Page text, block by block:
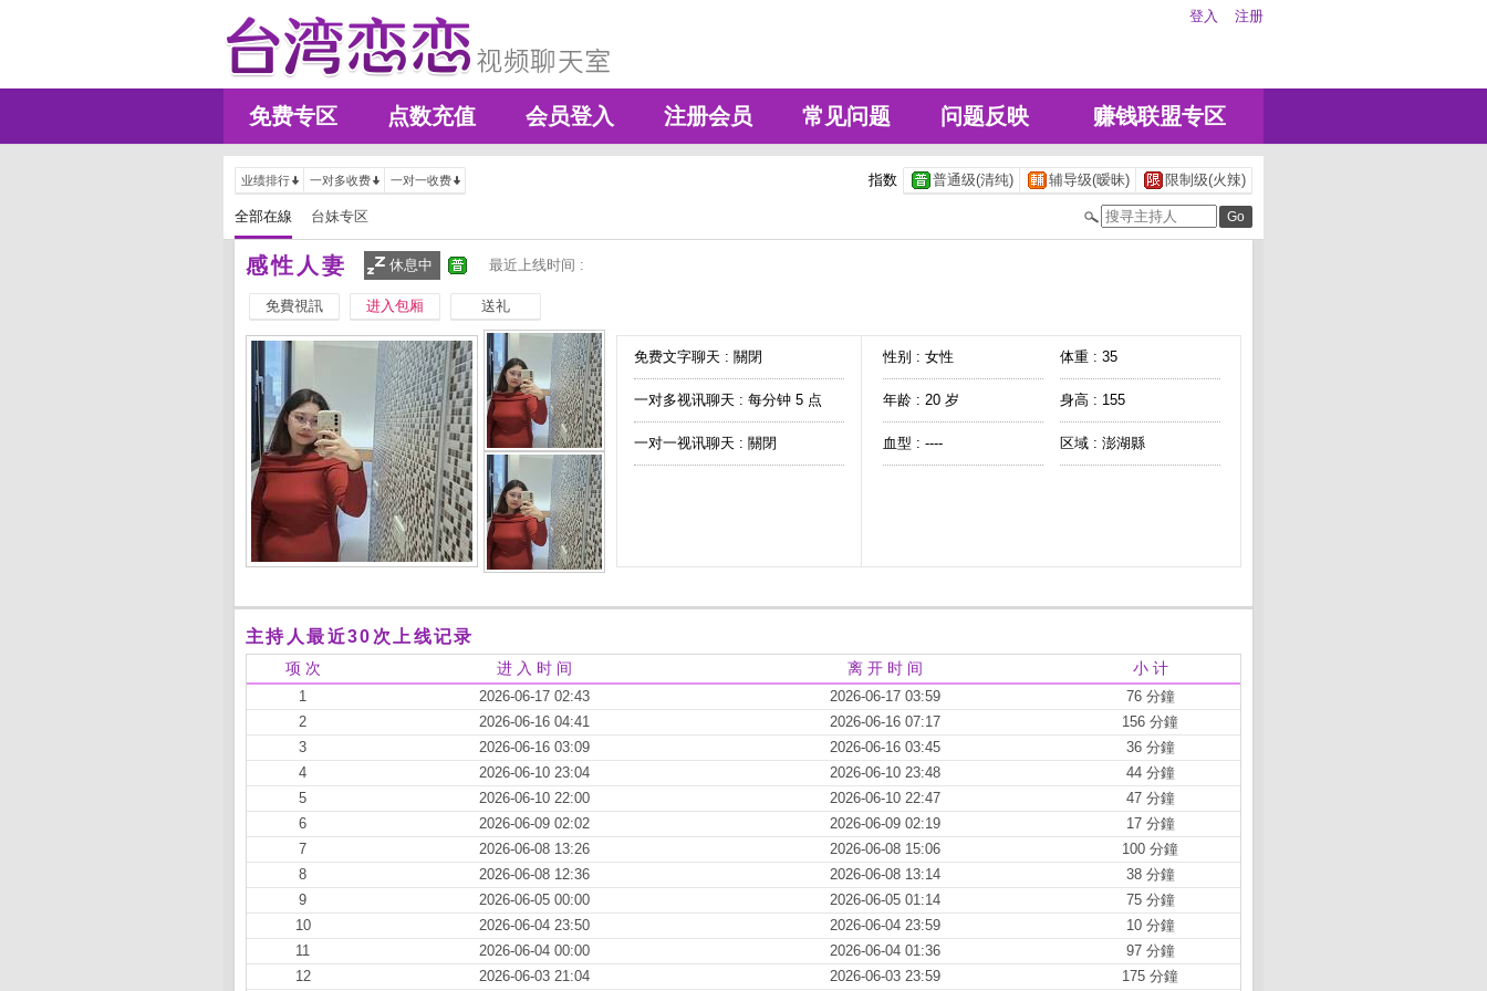
登入 注册
免费专区 点数充值 会员登入 注册会员 常见问题 问题反映 赚钱联盟专区
业绩排行 一对多收费 一对一收费 指数 普通级(清纯) 辅导级(暧昧) 限制级(火辣)
全部在線 台妹专区
感性人妻 休息中 最近上线时间 :
免費視訊 进入包厢 送礼
免费文字聊天 : 關閉
一对多视讯聊天 : 每分钟 5 点
一对一视讯聊天 : 關閉
性别 : 女性 体重 : 35
年龄 : 20 岁 身高 : 155
血型 : ---- 区域 : 澎湖縣
主持人最近30次上线记录
项 次 进 入 时 间 离 开 时 间 小 计
1 2026-06-17 02:43 2026-06-17 03:59
76 分鐘
2
2026-06-16 04:41 2026-06-16 07:17
156 分鐘
3
2026-06-16 03:09 2026-06-16 03:45
36 分鐘
4
2026-06-10 23:04 2026-06-10 23:48
44 分鐘
5
2026-06-10 22:00 2026-06-10 22:47
47 分鐘
6
2026-06-09 02:02 2026-06-09 02:19
17 分鐘
7
2026-06-08 13:26 2026-06-08 15:06
100 分鐘
8
2026-06-08 12:36 2026-06-08 13:14
38 分鐘
9
2026-06-05 00:00 2026-06-05 01:14
75 分鐘
10
2026-06-04 23:50 2026-06-04 23:59
10 分鐘
11
2026-06-04 00:00 2026-06-04 01:36
97 分鐘
12
2026-06-03 21:04 2026-06-03 23:59 175 分鐘